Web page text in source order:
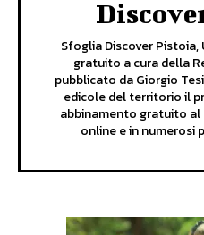
Sfoglia Discover Pistoia,
gratuito a cura della
pubblicato da Giorgio
edicole del territorio il
abbinamento gratuito al
online e in numerosi